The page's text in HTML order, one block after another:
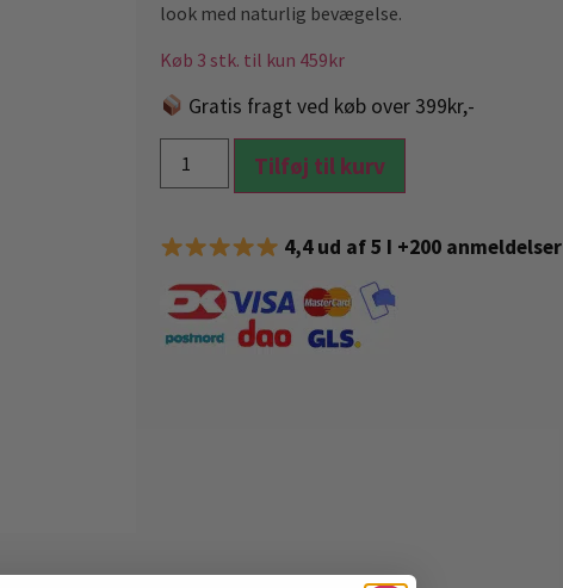
look med naturlig bevægelse.
Køb 3 stk. til kun 459kr
Gratis fragt ved køb over 399kr,-
Tilføj til kurv
4,4 ud af 5 I +200 anmeldelser